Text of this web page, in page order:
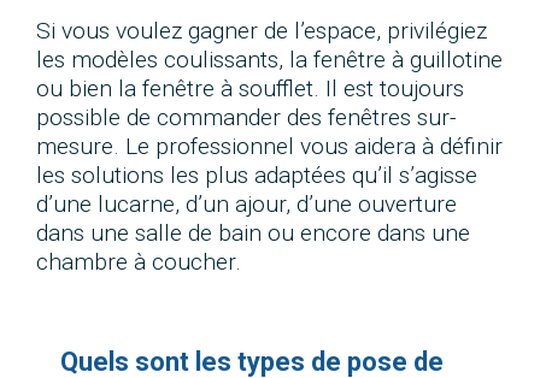
Si vous voulez gagner de l’espace, privilégiez
les modèles coulissants, la fenêtre à guillotine
ou bien la fenêtre à soufflet. Il est toujours
possible de commander des fenêtres sur-
mesure. Le professionnel vous aidera à définir
les solutions les plus adaptées qu’il s’agisse
d’une lucarne, d’un ajour, d’une ouverture
dans une salle de bain ou encore dans une
chambre à coucher.
Quels sont les types de pose de